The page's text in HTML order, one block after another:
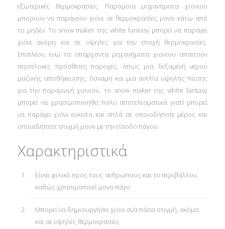
εξωτερικές θερμοκρασίες. Παρόμοια μηχανήματα χιονιού
μπορούν να παράγουν χιόνι σε θερμοκρασίες μόνο κάτω από
το μηδέν. Το snow maker της white fantasy μπορεί να παράγει
χιόνι ακόμη και σε υψηλες για την εποχή θερμοκρασίες.
Επιπλέον, ενώ τα υπάρχοντα μηχανήματα χιονιού απαιτούν
περίπλοκες πρόσθετες παροχές, όπως μια δεξαμενή νερού
μαζικής αποθήκευσης, δύναμη και μια αντλία υψηλής πίεσης
για την παραγωγή χιονιού, το snow maker της white fantasy
μπορεί να χρησιμοποιηθεί πολύ αποτελεσματικά γιατί μπορεί
να παράγει χιόνι εύκολα και απλά σε οποιοδήποτε μέρος και
οποιαδήποτε στιγμή μόνο με την είσοδο πάγου.
Χαρακτηριστικά
Είναι φιλικό προς τους ανθρώπους και το περιβάλλον,
καθώς χρησιμοποιεί μονο πάγο
Μπορεί να δημιουργήσει χιόνι ανά πάσα στιγμή, ακόμα
και σε υψηλές θερμοκρασίες